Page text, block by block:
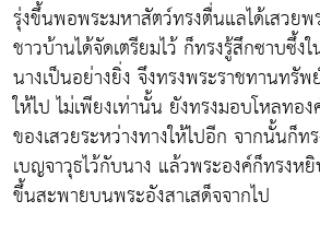
รุ่งขึ้นพอพระมหาสัตว์ทรงตื่นแลได้เสวย
ชาวบ้านได้จัดเตรียมไว้ ก็ทรงรู้สึกซาบซึ้ง
นางเป็นอย่างยิ่ง จึงทรงพระราชทานท
ให้ไป ไม่เพียงเท่านั้น ยังทรงมอบโหลทอง
ของเสวยระหว่างทางให้ไปอีก จากนั้นก็ท
เบญจาวุธไว้กับนาง แล้วพระองค์ก็ทรงห
ขึ้นสะพายบนพระอังสาเสด็จจากไป